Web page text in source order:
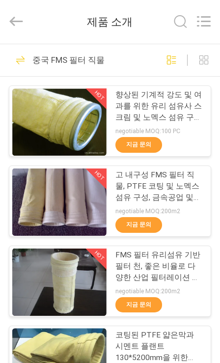
제
품
사
소
개
공
장
품
질
Hangzhou
Philis
Co.,
먼지 휠터 직물
48
유리 섬유 직포
23
마이크론 여과포
57
제품 소개
중국 FMS 필터 직물
HOT
향상된 기계적 강도 및 여
과를 위한 유리 섬유사 스
크림 및 노멕스 섬유 구성
의 FMS 필터 천
negotiable MOQ:100 PC
지금 문의
HOT
고 내구성 FMS 필터 직
물, PTFE 코팅 및 노멕스
섬유 구성, 금속공업 및
화학 산업에 적합
negotiable MOQ:200m2
지금 문의
HOT
FMS 필터 유리섬유 기반
필터 천, 좋은 비율로 다
양한 산업 필터레이션 용
도에 적합
negotiable MOQ:200m2
지금 문의
코팅된 PTFE 얇은막과
시멘트 플랜트
130*5200mm을 위한